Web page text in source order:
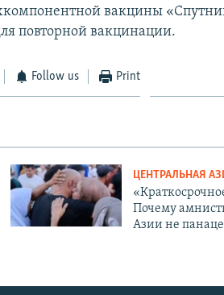
вакцины «Спутник
повторной вакцинации.
Follow us Print
ЦЕНТРАЛЬНАЯ
Почему
Азии не